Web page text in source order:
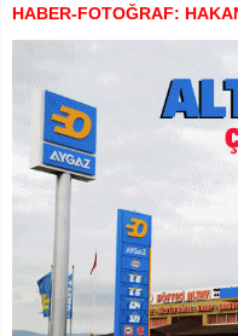
HABER-FOTOĞRAF: